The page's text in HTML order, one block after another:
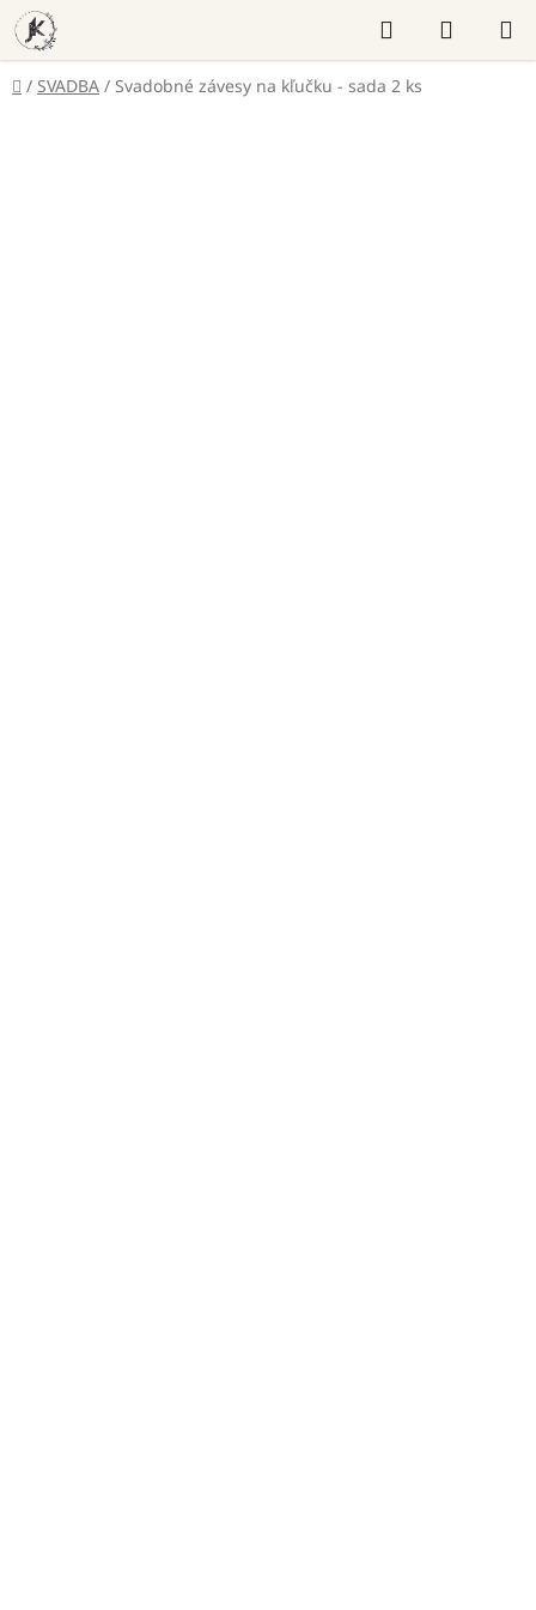
Prejsť
na
obsah
Hľadať
KOŠÍK
Domov
/ SVADBA / Svadobné závesy na kľučku - sada 2 ks